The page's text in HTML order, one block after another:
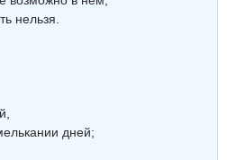
нельзя.
дней;